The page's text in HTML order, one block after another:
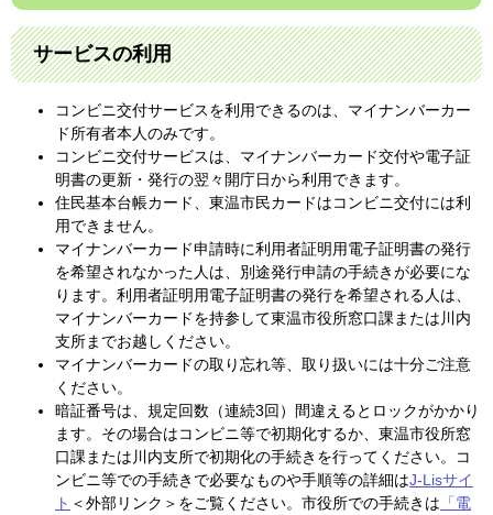
サービスの利用
コンビニ交付サービスを利用できるのは、マイナンバーカー
ド所有者本人のみです。
コンビニ交付サービスは、マイナンバーカード交付や電子証
明書の更新・発行の翌々開庁日から利用できます。
住民基本台帳カード、東温市民カードはコンビニ交付には利
用できません。
マイナンバーカード申請時に利用者証明用電子証明書の発行
を希望されなかった人は、別途発行申請の手続きが必要にな
ります。利用者証明用電子証明書の発行を希望される人は、
マイナンバーカードを持参して東温市役所窓口課または川内
支所までお越しください。
マイナンバーカードの取り忘れ等、取り扱いには十分ご注意
ください。
暗証番号は、規定回数（連続3回）間違えるとロックがかかり
ます。その場合はコンビニ等で初期化するか、東温市役所窓
口課または川内支所で初期化の手続きを行ってください。コ
ンビニ等での手続きで必要なものや手順等の詳細はJ-Lisサイ
ト ＜外部リンク＞ をご覧ください。市役所での手続きは 「電